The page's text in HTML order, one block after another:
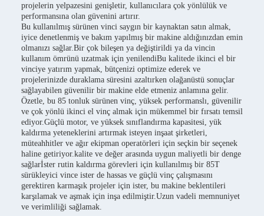
projelerin yelpazesini genişletir, kullanıcılara çok yönlülük ve
performansına olan güvenini artırır.
Bu kullanılmış sürünen vinci saygın bir kaynaktan satın almak,
iyice denetlenmiş ve bakım yapılmış bir makine aldığınızdan emin
olmanızı sağlar.Bir çok bileşen ya değiştirildi ya da vincin
kullanım ömrünü uzatmak için yenilendiBu kalitede ikinci el bir
vinciye yatırım yapmak, bütçenizi optimize ederek ve
projelerinizde duraklama süresini azaltırken olağanüstü sonuçlar
sağlayabilen güvenilir bir makine elde etmeniz anlamına gelir.
Özetle, bu 85 tonluk sürünen vinç, yüksek performanslı, güvenilir
ve çok yönlü ikinci el vinç almak için mükemmel bir fırsatı temsil
ediyor.Güçlü motor, ve yüksek sınıflandırma kapasitesi, yük
kaldırma yeteneklerini artırmak isteyen inşaat şirketleri,
müteahhitler ve ağır ekipman operatörleri için seçkin bir seçenek
haline getiriyor.kalite ve değer arasında uygun maliyetli bir denge
sağlarİster rutin kaldırma görevleri için kullanılmış bir 85T
sürükleyici vince ister de hassas ve güçlü vinç çalışmasını
gerektiren karmaşık projeler için ister, bu makine beklentileri
karşılamak ve aşmak için inşa edilmiştir.Uzun vadeli memnuniyet
ve verimliliği sağlamak.